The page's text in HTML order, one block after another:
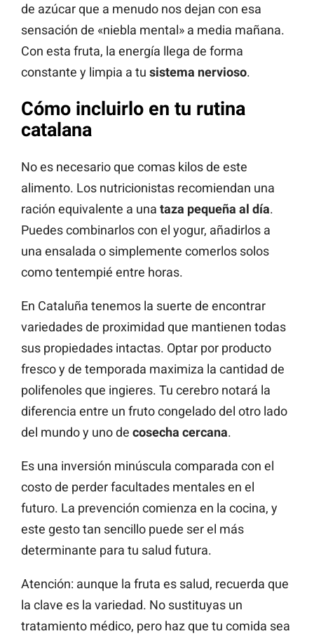
de azúcar que a menudo nos dejan con esa
sensación de «niebla mental» a media mañana.
Con esta fruta, la energía llega de forma
constante y limpia a tu sistema nervioso.
Cómo incluirlo en tu rutina
catalana
No es necesario que comas kilos de este
alimento. Los nutricionistas recomiendan una
ración equivalente a una taza pequeña al día.
Puedes combinarlos con el yogur, añadirlos a
una ensalada o simplemente comerlos solos
como tentempié entre horas.
En Cataluña tenemos la suerte de encontrar
variedades de proximidad que mantienen todas
sus propiedades intactas. Optar por producto
fresco y de temporada maximiza la cantidad de
polifenoles que ingieres. Tu cerebro notará la
diferencia entre un fruto congelado del otro lado
del mundo y uno de cosecha cercana.
Es una inversión minúscula comparada con el
costo de perder facultades mentales en el
futuro. La prevención comienza en la cocina, y
este gesto tan sencillo puede ser el más
determinante para tu salud futura.
Atención: aunque la fruta es salud, recuerda que
la clave es la variedad. No sustituyas un
tratamiento médico, pero haz que tu comida sea